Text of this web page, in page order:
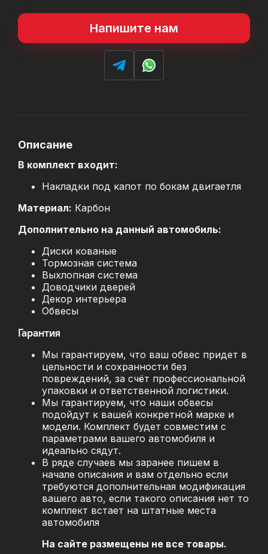
Напишите нам
Описание
В комплект входит:
Накладки под капот по бокам двигаетля
Материал: Карбон
Дополнительно на данный автомобиль:
Диски кованые
Тормозная система
Выхлопная система
Доводчики дверей
Декор интерьера
Обвесы
Гарантия
Мы гарантируем, что ваш обвес придет в
цельности и сохранности без
повреждений, за счёт профессиональной
упаковки и ответственной логистики.
Мы гарантируем, что наши обвесы
подойдут к вашей конкретной марке и
модели. Комплект будет совместим с
параметрами вашего автомобиля и
идеально сядут.
В ряде случаев мы заранее пишем в
начале описания и вам отдельно если
требуются дополнительная модификация
вашего авто, если такого описания нет то
комплект встает на штатные места
автомобиля
На сайте размещены не все товары.